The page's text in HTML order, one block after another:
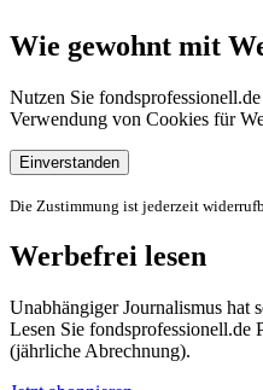
Wie gewohnt mit
Nutzen Sie
Verwendung von Cookies für
Einverstanden
Die Zustimmung ist jederzeit
Werbefrei lesen
Unabhängiger Journalismus hat
Lesen Sie
(jährliche Abrechnung).